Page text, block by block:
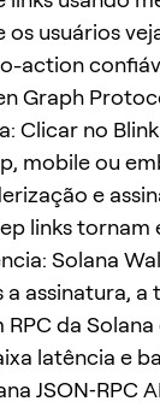
os usuários
action
Graph
Clicar no
mobile ou
e
links tornam
Solana
a assinatura, a
da
latência e
JSON‑RPC